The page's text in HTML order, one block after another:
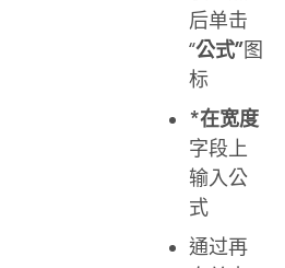
后单击
“公式”图
标
*在宽度
字段上
输入公
式
通过再